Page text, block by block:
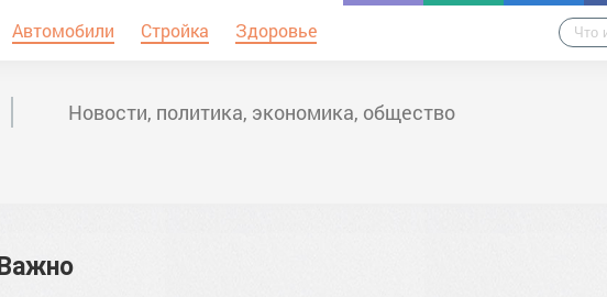
Автомобили Стройка Здоровье
Новости, политика, экономика, общество
Важно